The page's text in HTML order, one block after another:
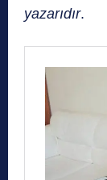
yazarıdır.